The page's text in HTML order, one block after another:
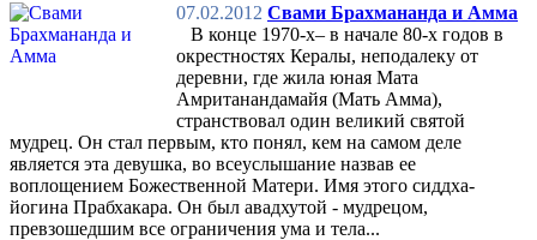
07.02.2012 Свами Брахмананда и Амма
В конце 1970-х– в начале 80-х годов в
окрестностях Кералы, неподалеку от
деревни, где жила юная Мата
Амританандамайя (Мать Амма),
странствовал один великий святой
мудрец. Он стал первым, кто понял, кем на самом деле
является эта девушка, во всеуслышание назвав ее
воплощением Божественной Матери. Имя этого сиддха-
йогина Прабхакара. Он был авадхутой - мудрецом,
превзошедшим все ограничения ума и тела...